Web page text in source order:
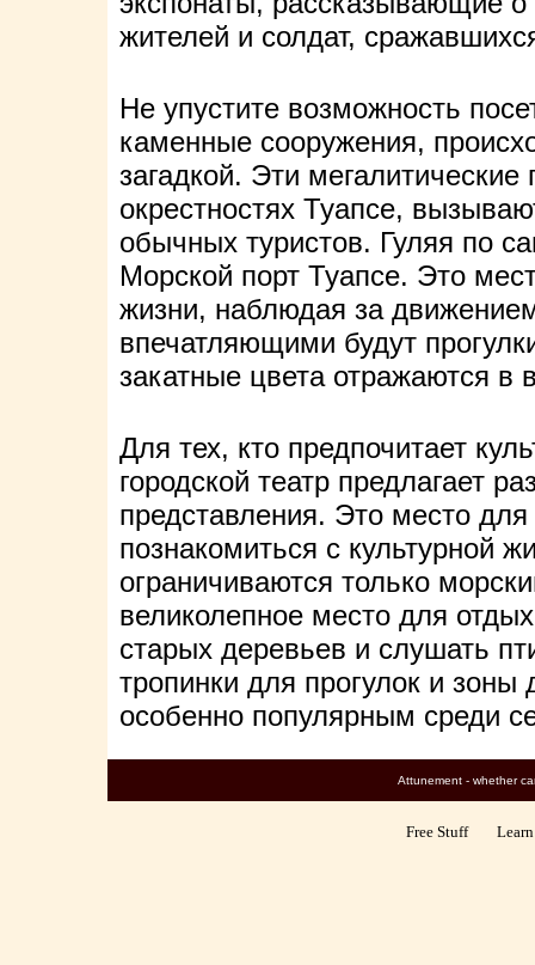
жителей и солдат,
Не упустите возможность
каменные сооружения,
загадкой. Эти
окрестностях Туапсе,
обычных туристов. Гуляя по
Морской порт Туапсе. Это
жизни, наблюдая за
впечатляющими будут
закатные цвета отражаются в
Для тех, кто предпочитает
городской театр предлагает
представления. Это место для
познакомиться с культурной
ограничиваются только
великолепное место для
старых деревьев и слушать
тропинки для прогулок и зоны
особенно популярным среди
Attunement - whether
Free Stuff Learn